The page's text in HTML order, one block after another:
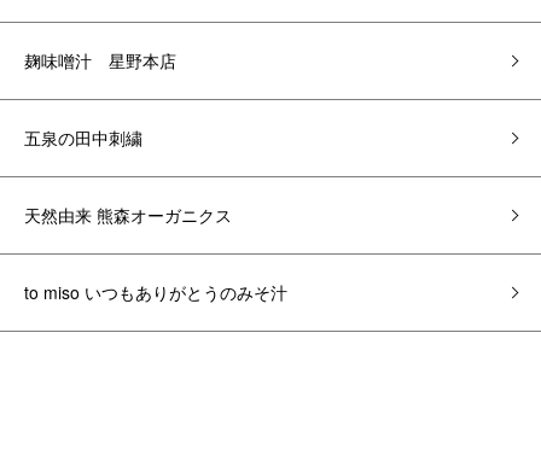
麹味噌汁 星野本店
五泉の田中刺繍
天然由来 熊森オーガニクス
to miso いつもありがとうのみそ汁